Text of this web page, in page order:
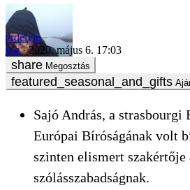
erdelyip
jog
2020. május 6. 17:03
Megosztás
Sajó András, a strasbourgi
Európai Bíróságának volt
szinten elismert szakértője
szólásszabadságnak.